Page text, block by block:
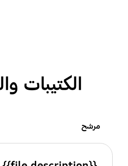
الكتيبات
مرشح